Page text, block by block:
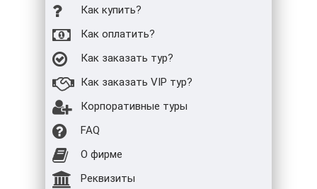
Как купить?
Как оплатить?
Как заказать тур?
Как заказать VIP тур?
Корпоративные туры
FAQ
О фирме
Реквизиты